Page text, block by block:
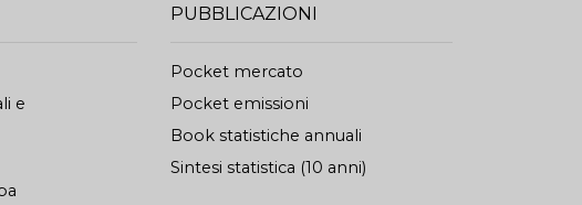
e
PUBBLICAZIONI
Pocket mercato
Pocket emissioni
Book statistiche annuali
Sintesi statistica (10 anni)